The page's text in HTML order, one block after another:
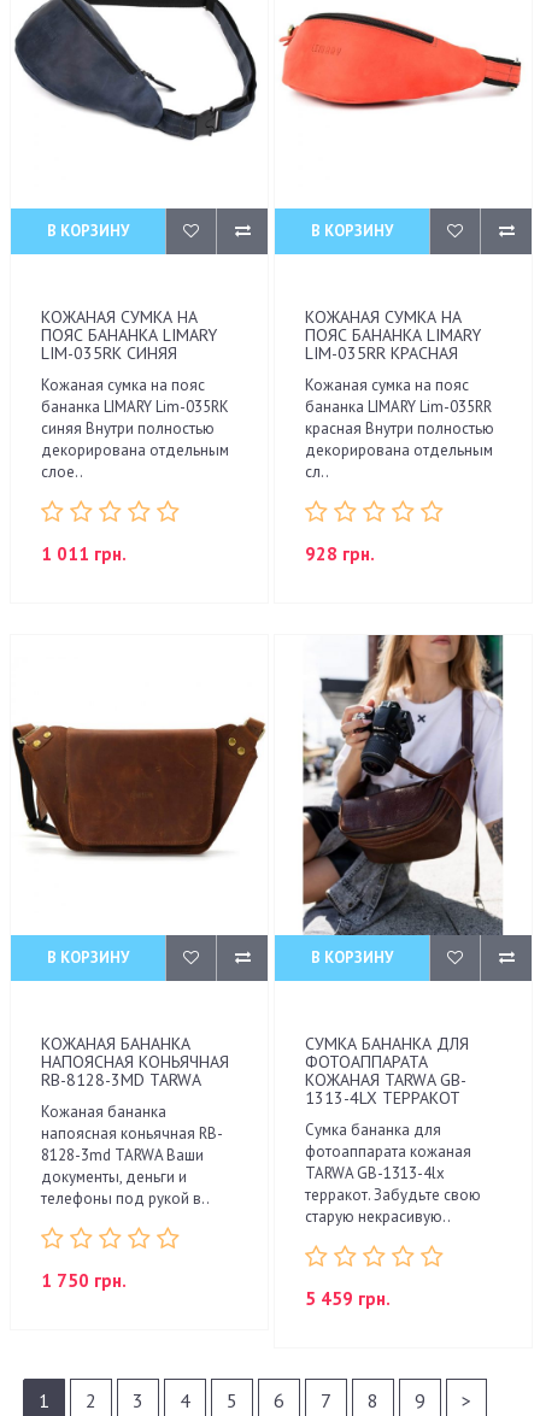
В КОРЗИНУ
КОЖАНАЯ СУМКА НА
ПОЯС БАНАНКА LIMARY
LIM-035RK СИНЯЯ
Кожаная сумка на пояс
бананка LIMARY Lim-035RK
синяя Внутри полностью
декорирована отдельным
слое..
1 011 грн.
В КОРЗИНУ
КОЖАНАЯ СУМКА НА
ПОЯС БАНАНКА LIMARY
LIM-035RR КРАСНАЯ
Кожаная сумка на пояс
бананка LIMARY Lim-035RR
красная Внутри полностью
декорирована отдельным
сл..
928 грн.
В КОРЗИНУ
КОЖАНАЯ БАНАНКА
НАПОЯСНАЯ КОНЬЯЧНАЯ
RB-8128-3MD TARWA
Кожаная бананка
напоясная коньячная RB-
8128-3md TARWA Ваши
документы, деньги и
телефоны под рукой в..
1 750 грн.
В КОРЗИНУ
СУМКА БАНАНКА ДЛЯ
ФОТОАППАРАТА
КОЖАНАЯ TARWA GB-
1313-4LX ТЕРРАКОТ
Сумка бананка для
фотоаппарата кожаная
TARWA GB-1313-4lx
терракот. Забудьте свою
старую некрасивую..
5 459 грн.
1 2 3 4 5 6 7 8 9 >